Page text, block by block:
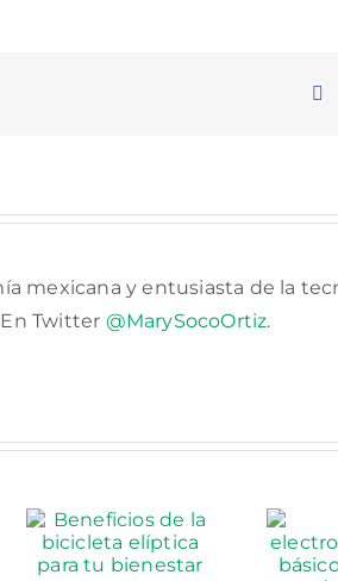
mexicana y entusiasta de la
Twitter @MarySocoOrtiz.